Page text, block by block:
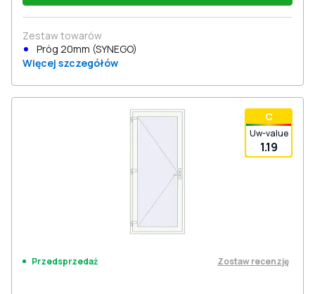
Zestaw towarów
Próg 20mm (SYNEGO)
Więcej szczegółów
С
Uw-value
1.19
Przedsprzedaż Zostaw recenzję